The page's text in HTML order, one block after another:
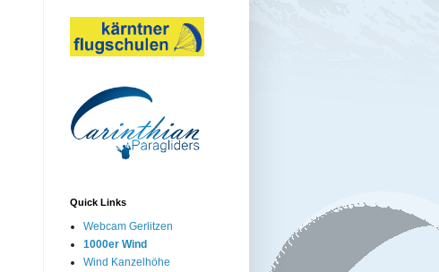
Quick Links
Webcam Gerlitzen
1000er Wind
Wind Kanzelhöhe